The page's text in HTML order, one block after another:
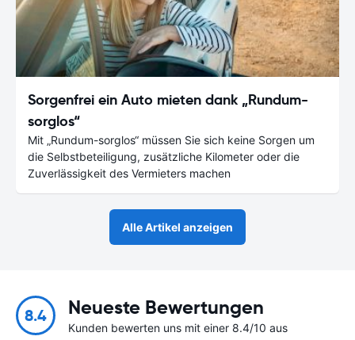
Sorgenfrei ein Auto mieten dank „Rundum-
sorglos“
Mit „Rundum-sorglos“ müssen Sie sich keine Sorgen um
die Selbstbeteiligung, zusätzliche Kilometer oder die
Zuverlässigkeit des Vermieters machen
Alle Artikel anzeigen
8.4 Neueste Bewertungen
Kunden bewerten uns mit einer 8.4/10 aus